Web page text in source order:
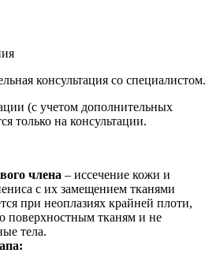
консультация со специалистом.
(с учетом дополнительных
только на консультации.
члена – иссечение кожи и
с их замещением тканями
при неоплазиях крайней плоти,
поверхностным тканям и не
тела.